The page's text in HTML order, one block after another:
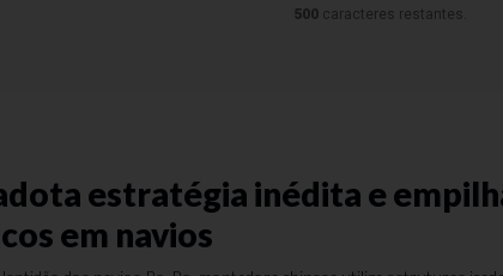
500caracteres restantes.
estratégia inédita e
em navios